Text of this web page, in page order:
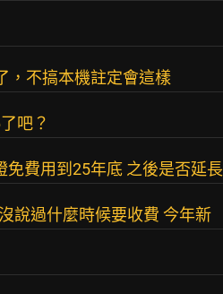
，不搞本機註定會這樣
吧？
免費用到25年底 之後是否延長
說過什麼時候要收費 今年新